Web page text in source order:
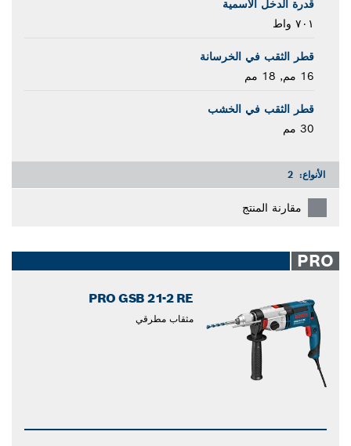
قدرة الدخل الاسمية
٧٠١ واط
قطر الثقب في الخرسانة
16 مم, 18 مم
قطر الثقب في الخشب
30 مم
الأنواع: 2
مقارنة المنتج
PRO
PRO GSB 21-2 RE
مثقاب مطرقي